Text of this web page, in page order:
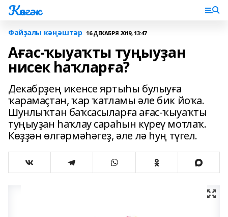
Көнгәк
Файҙалы кәңәштәр 16 ДЕКАБРЯ 2019, 13:47
Ағас-ҡыуаҡты туңыуҙан
нисек һаҡларға?
Декабрҙең икенсе яртыһы булыуға
ҡарамаҫтан, ҡар ҡатламы әле бик йоҡа.
Шунлыҡтан баҡсасыларға ағас-ҡыуаҡты
туңыуҙан һаҡлау сараһын күреү мотлаҡ.
Көҙҙән өлгәрмәһәгеҙ, әле лә һуң түгел.